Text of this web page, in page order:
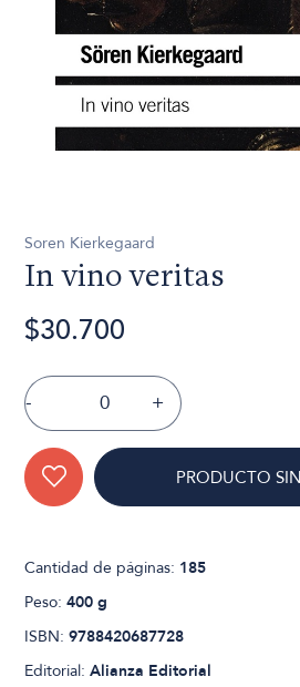
Soren Kierkegaard
In vino veritas
$30.700
- +
PRODUCTO
Cantidad de páginas: 185
Peso:400 g
ISBN:9788420687728
Editorial:Alianza Editorial